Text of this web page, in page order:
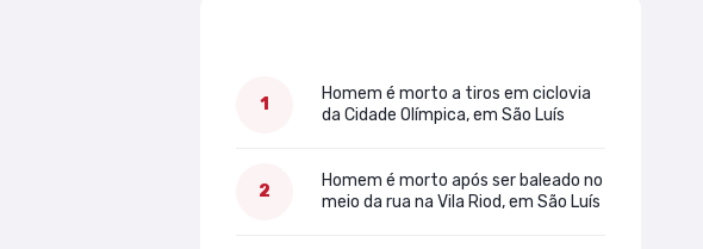
Homem é morto a tiros em ciclovia
da Cidade Olímpica, em São Luís
Homem é morto após ser baleado no
meio da rua na Vila Riod, em São Luís